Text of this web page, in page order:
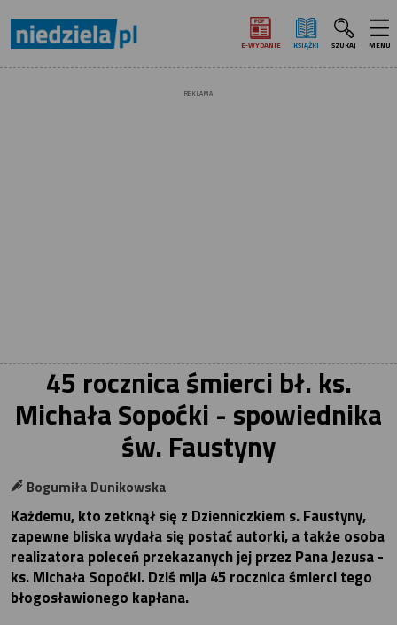
E‑WYDANIE KSIĄŻKI SZUKAJ MENU
REKLAMA
45 rocznica śmierci bł. ks.
Michała Sopoćki - spowiednika
św. Faustyny
Bogumiła Dunikowska
Każdemu, kto zetknął się z Dzienniczkiem s. Faustyny,
zapewne bliska wydała się postać autorki, a także osoba
realizatora poleceń przekazanych jej przez Pana Jezusa -
ks. Michała Sopoćki. Dziś mija 45 rocznica śmierci tego
błogosławionego kapłana.